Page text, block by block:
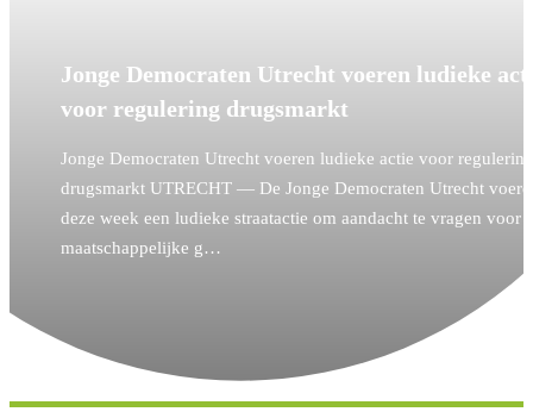
Jonge Democraten Utrecht voeren ludieke
voor regulering drugsmarkt
Jonge Democraten Utrecht voeren ludieke actie voor
drugsmarkt UTRECHT — De Jonge Democraten Utrecht
deze week een ludieke straatactie om aandacht te vragen voor
maatschappelijke g…